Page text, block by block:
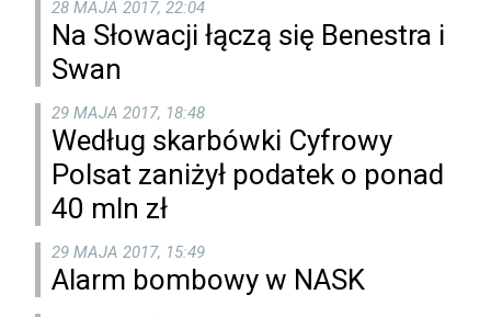
28 MAJA 2017, 22:04
Na Słowacji łączą się Benestra i
Swan
29 MAJA 2017, 18:48
Według skarbówki Cyfrowy
Polsat zaniżył podatek o ponad
40 mln zł
29 MAJA 2017, 15:49
Alarm bombowy w NASK